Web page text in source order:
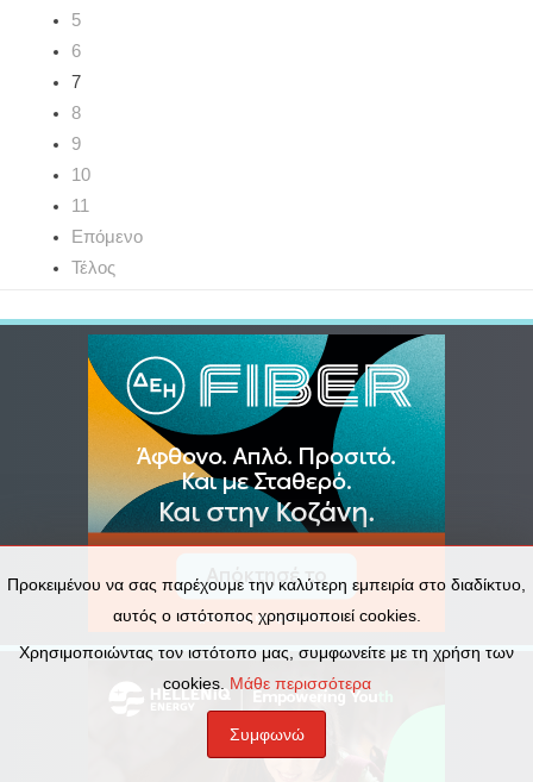
5
6
7
8
9
10
11
Επόμενο
Τέλος
Προκειμένου να σας παρέχουμε την καλύτερη εμπειρία στο διαδίκτυο,
αυτός ο ιστότοπος χρησιμοποιεί cookies.
Χρησιμοποιώντας τον ιστότοπο μας, συμφωνείτε με τη χρήση των
cookies. Μάθε περισσότερα
Συμφωνώ